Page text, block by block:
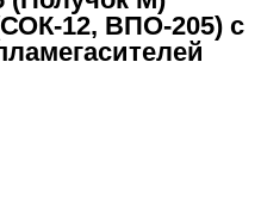
12, ВПО-205) с